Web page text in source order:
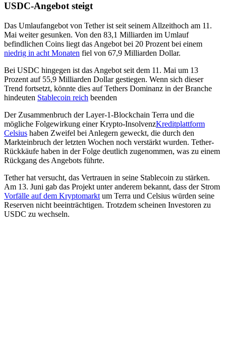
USDC-Angebot steigt
Das Umlaufangebot von Tether ist seit seinem Allzeithoch am 11.
Mai weiter gesunken. Von den 83,1 Milliarden im Umlauf
befindlichen Coins liegt das Angebot bei 20 Prozent bei einem
niedrig in acht Monaten fiel von 67,9 Milliarden Dollar.
Bei USDC hingegen ist das Angebot seit dem 11. Mai um 13
Prozent auf 55,9 Milliarden Dollar gestiegen. Wenn sich dieser
Trend fortsetzt, könnte dies auf Tethers Dominanz in der Branche
hindeuten Stablecoin reich beenden
Der Zusammenbruch der Layer-1-Blockchain Terra und die
mögliche Folgewirkung einer Krypto-InsolvenzKreditplattform
Celsius haben Zweifel bei Anlegern geweckt, die durch den
Markteinbruch der letzten Wochen noch verstärkt wurden. Tether-
Rückkäufe haben in der Folge deutlich zugenommen, was zu einem
Rückgang des Angebots führte.
Tether hat versucht, das Vertrauen in seine Stablecoin zu stärken.
Am 13. Juni gab das Projekt unter anderem bekannt, dass der Strom
Vorfälle auf dem Kryptomarkt um Terra und Celsius würden seine
Reserven nicht beeinträchtigen. Trotzdem scheinen Investoren zu
USDC zu wechseln.